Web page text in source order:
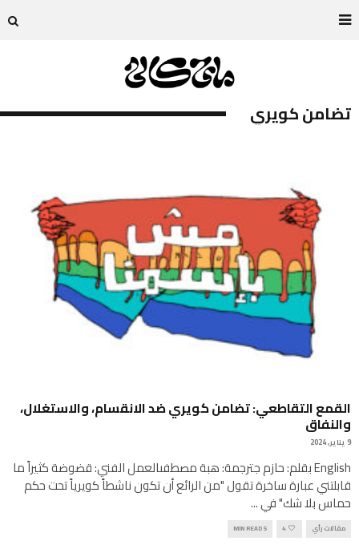
تضامن كويري
القمع التقاطعي: تضامن كويري ضد الانقسام، والاستغلال،
والنفاق
9 يناير, 2024
English بقلم: حازم جترجمة: هبة مصطفىالعمل الفني: قضوضة كثيراً ما
قابلتني عبارة ساخرة تقول "من الرائع أن تكون ناشطاً كويرياً تحت حكم
حماس بلا شك" في...
مقالات رأي 4
5 MIN READ